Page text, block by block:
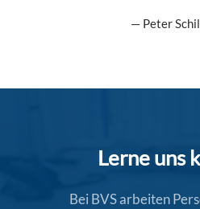
Peter
Lerne uns
Bei BVS arbeiten